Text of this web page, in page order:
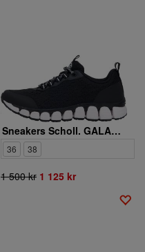
Sneakers Scholl. GALAXY JACQUARD 15147858 6
36 38
1 500 kr 1 125 kr